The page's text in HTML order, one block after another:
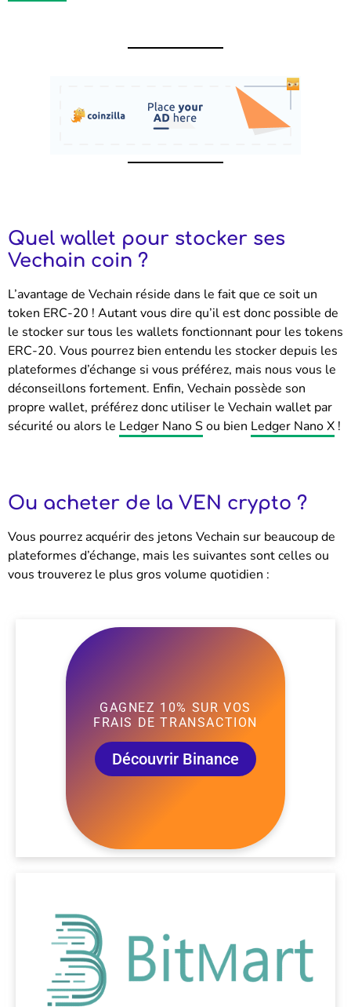
Quel wallet pour stocker ses
Vechain coin ?
L’avantage de Vechain réside dans le fait que ce soit un
token ERC-20 ! Autant vous dire qu’il est donc possible de
le stocker sur tous les wallets fonctionnant pour les tokens
ERC-20. Vous pourrez bien entendu les stocker depuis les
plateformes d’échange si vous préférez, mais nous vous le
déconseillons fortement. Enfin, Vechain possède son
propre wallet, préférez donc utiliser le Vechain wallet par
sécurité ou alors le Ledger Nano Sou bien Ledger Nano X !
Ou acheter de la VEN crypto ?
Vous pourrez acquérir des jetons Vechain sur beaucoup de
plateformes d’échange, mais les suivantes sont celles ou
vous trouverez le plus gros volume quotidien :
GAGNEZ 10% SUR VOS
FRAIS DE TRANSACTION
Découvrir Binance